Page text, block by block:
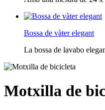
Bossa de vàter elegant
La bossa de lavabo
Motxilla de